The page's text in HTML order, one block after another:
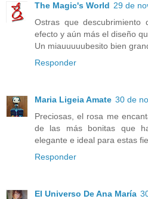
The Magic's World 29 de
Ostras que
efecto y aún más el diseño
Un miauuuuubesito bien
Responder
Maria Ligeia Amate 30 de
Preciosas, el rosa me
de las más bonitas que
elegante e ideal para estas
Responder
El Universo De Ana María